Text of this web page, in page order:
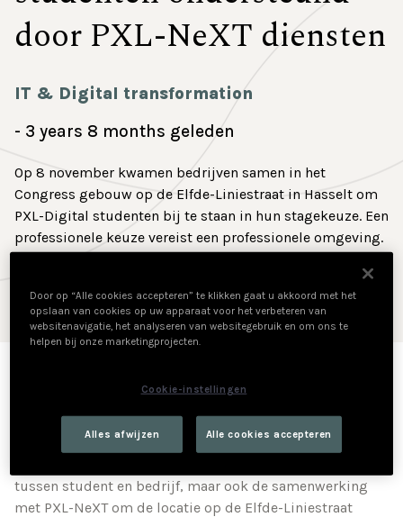
Contact
door PXL-NeXT diensten
IT & Digital transformation
3 years 8 months geleden
Op 8 november kwamen bedrijven samen in het
Congress gebouw op de Elfde-Liniestraat in Hasselt om
PXL-Digital studenten bij te staan in hun stagekeuze. Een
professionele keuze vereist een professionele omgeving.
Elektronica kwamen in de avond van 8 november aan in
een professioneel ingerichte locatie van PXL-NeXT voor
een ontmoetingsmoment met potentiële stagebedrijven.
tussen student en bedrijf, maar ook de samenwerking
met PXL-NeXT om de locatie op de Elfde-Liniestraat
Door op “Alle cookies accepteren” te klikken gaat u akkoord met het
opslaan van cookies op uw apparaat voor het verbeteren van
websitenavigatie, het analyseren van websitegebruik en om ons te
helpen bij onze marketingprojecten.
Cookie-instellingen
Alles afwijzen Alle cookies accepteren